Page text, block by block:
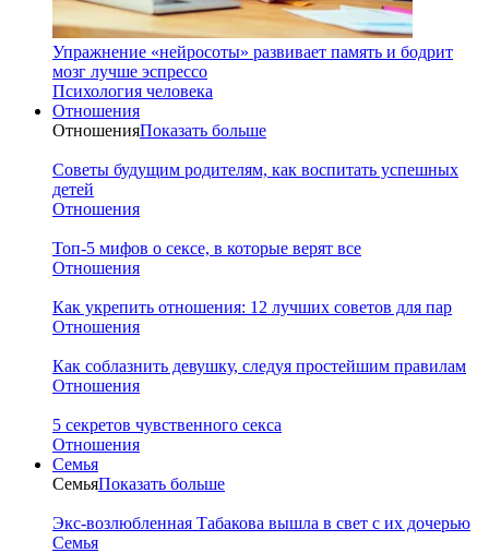
Упражнение «нейросоты» развивает память и бодрит
мозг лучше эспрессо
Психология человека
Отношения
ОтношенияПоказать больше
Советы будущим родителям, как воспитать успешных
детей
Отношения
Топ-5 мифов о сексе, в которые верят все
Отношения
Как укрепить отношения: 12 лучших советов для пар
Отношения
Как соблазнить девушку, следуя простейшим правилам
Отношения
5 секретов чувственного секса
Отношения
Семья
СемьяПоказать больше
Экс-возлюбленная Табакова вышла в свет с их дочерью
Семья